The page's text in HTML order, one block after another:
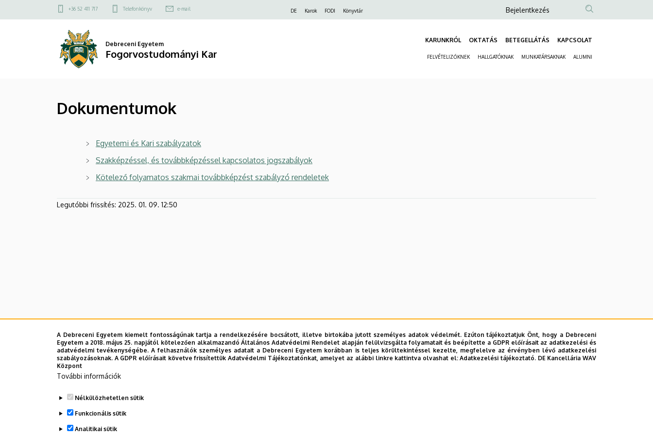
Dokumentumok
Fogorvostudományi
a
Felső
menü
+36 52 411 717 Telefonkönyv e-mail DE Karok FODI Könyvtár
Anonim
fiók
Bejelentkezés
Debreceni Egyetem
Fogorvostudományi Kar
KARUNKRÓL OKTATÁS BETEGELLÁTÁS KAPCSOLAT
FELVÉTELIZŐKNEK HALLGATÓKNAK MUNKATÁRSAKNAK ALUMNI
Dokumentumok
Egyetemi és Kari szabályzatok
Szakképzéssel, és továbbképzéssel kapcsolatos jogszabályok
Kötelező folyamatos szakmai továbbképzést szabályzó rendeletek
Legutóbbi frissítés: 2025. 01. 09. 12:50
A Debreceni Egyetem kiemelt fontosságúnak tartja a rendelkezésére bocsátott, illetve birtokába jutott személyes adatok védelmét. Ezúton tájékoztatjuk Önt, hogy a Debreceni
Egyetem a 2018. május 25. napjától kötelezően alkalmazandó Általános Adatvédelmi Rendelet alapján felülvizsgálta folyamatait és beépítette a GDPR előírásait az adatkezelési és
adatvédelmi tevékenységébe. A felhasználók személyes adatait a Debreceni Egyetem korábban is teljes körültekintéssel kezelte, megfelelve az érvényben lévő adatkezelési
szabályozásoknak. A GDPR előírásait követve frissítettük Adatvédelmi Tájékoztatónkat, amelyet az alábbi linkre kattintva olvashat el:Adatkezelési tájékoztató. DE Kancellária WAV
Központ
További információk
Nélkülözhetetlen sütik
Funkcionális sütik
Analitikai sütik